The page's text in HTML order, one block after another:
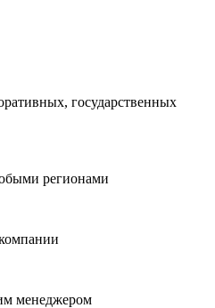
государственных
регионами
менеджером